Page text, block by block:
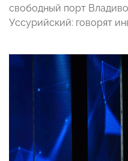
свободный порт
Уссурийский: говорят